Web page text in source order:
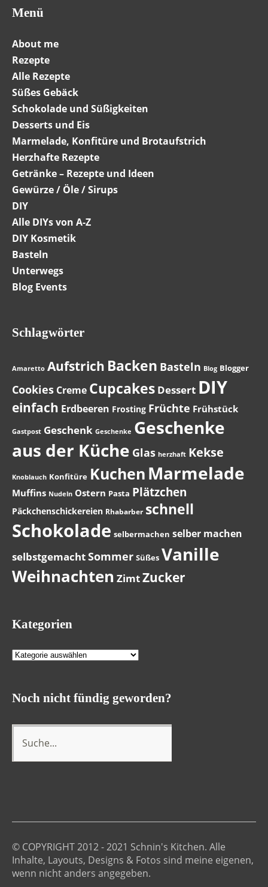
Menü
About me
Rezepte
Alle Rezepte
Süßes Gebäck
Schokolade und Süßigkeiten
Desserts und Eis
Marmelade, Konfitüre und Brotaufstrich
Herzhafte Rezepte
Getränke – Rezepte und Ideen
Gewürze / Öle / Sirups
DIY
Alle DIYs von A-Z
DIY Kosmetik
Basteln
Unterwegs
Blog Events
Schlagwörter
Amaretto Aufstrich Backen Basteln Blog Blogger
Cookies Creme Cupcakes Dessert DIY
einfach Erdbeeren Frosting Früchte Frühstück
Gastpost Geschenk Geschenke Geschenke
aus der Küche Glas herzhaft Kekse
Knoblauch Konfitüre Kuchen Marmelade
Muffins Nudeln Ostern Pasta Plätzchen
Päckchenschickereien Rhabarber schnell
Schokolade selbermachen selber machen
selbstgemachtSommer Süßes Vanille
Weihnachten ZimtZucker
Kategorien
Kategorien
Noch nicht fündig geworden?
© COPYRIGHT 2012 - 2021 Schnin's Kitchen. Alle
Inhalte, Layouts, Designs & Fotos sind meine eigenen,
wenn nicht anders angegeben.